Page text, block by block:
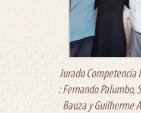
Jurado Competencia
: Fernando Palumbo,
Bauza y Guilherme